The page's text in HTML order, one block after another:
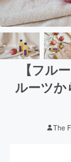
【フル
ルーツか
The